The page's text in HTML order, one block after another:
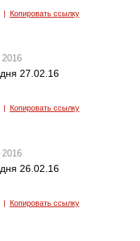
Копировать ссылку
27.02.16
Копировать ссылку
26.02.16
Копировать ссылку